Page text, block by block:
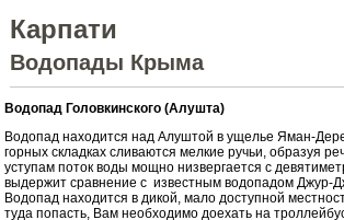
Карпати
Водопады Крыма
Водопад Головкинского (Алушта)
Водопад находится над Алуштой в ущелье Яман-
горных складках сливаются мелкие ручьи, образуя
уступам поток воды мощно низвергается с
выдержит сравнение с известным водопадом Джур-
Водопад находится в дикой, мало доступной
туда попасть, Вам необходимо доехать на